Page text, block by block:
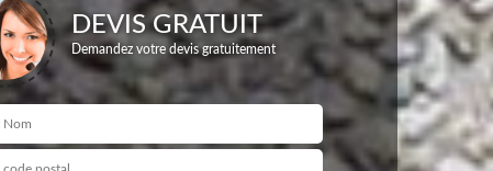
DEVIS GRATUIT
Demandez votre devis gratuitement